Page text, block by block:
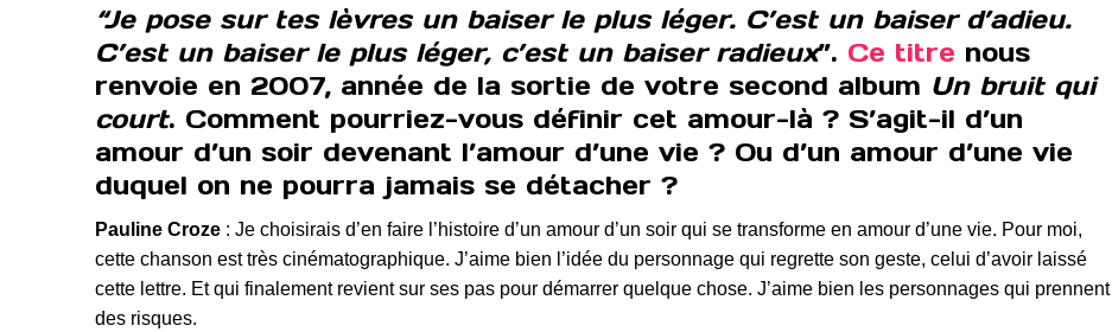
“Je pose sur tes lèvres un baiser le plus léger. C’est un baiser d’adieu.
C’est un baiser le plus léger, c’est un baiser radieux”. Ce titre nous
renvoie en 2007, année de la sortie de votre second album Un bruit qui
court. Comment pourriez-vous définir cet amour-là ? S’agit-il d’un
amour d’un soir devenant l’amour d’une vie ? Ou d’un amour d’une vie
duquel on ne pourra jamais se détacher ?
Pauline Croze : Je choisirais d’en faire l’histoire d’un amour d’un soir qui se transforme en amour d’une vie. Pour moi,
cette chanson est très cinématographique. J’aime bien l’idée du personnage qui regrette son geste, celui d’avoir laissé
cette lettre. Et qui finalement revient sur ses pas pour démarrer quelque chose. J’aime bien les personnages qui prennent
des risques.